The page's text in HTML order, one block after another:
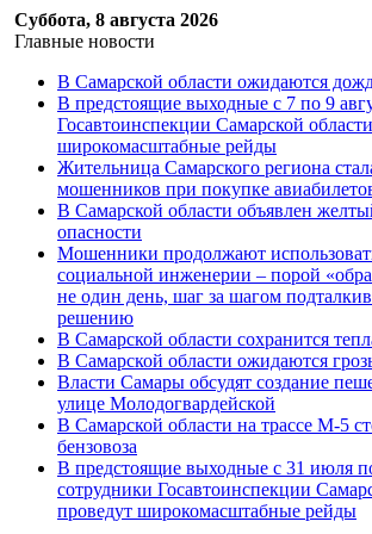
Суббота, 8 августа 2026
Главные новости
В Самарской области ожидаются
В предстоящие выходные с 7 по 9
Госавтоинспекции Самарской
широкомасштабные рейды
Жительница Самарского региона
мошенников при покупке
В Самарской области объявлен
опасности
Мошенники продолжают
социальной инженерии – порой
не один день, шаг за шагом
решению
В Самарской области сохранится
В Самарской области ожидаются
Власти Самары обсудят создание
улице Молодогвардейской
В Самарской области на трассе М-5
бензовоза
В предстоящие выходные с 31 июля
сотрудники Госавтоинспекции
проведут широкомасштабные рейды